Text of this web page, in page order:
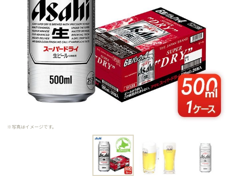
※写真はイメージです。